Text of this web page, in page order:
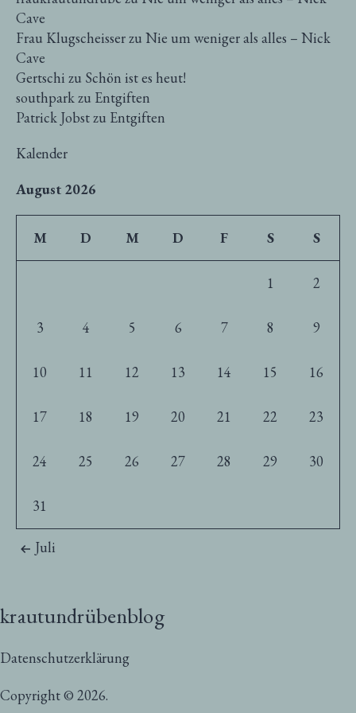
Cave
Frau Klugscheisserzu Nie um weniger als alles – Nick
Cave
Gertschi zu Schön ist es heut!
southparkzu Entgiften
Patrick Jobstzu Entgiften
Kalender
August 2026
M D M D F S S
1 2
3 4 5 6 7 8 9
10 11 12 13 14 15 16
17 18 19 20 21 22 23
24 25 26 27 28 29 30
31
Juli
krautundrübenblog
Copyright © 2026.
Datenschutzerklärung